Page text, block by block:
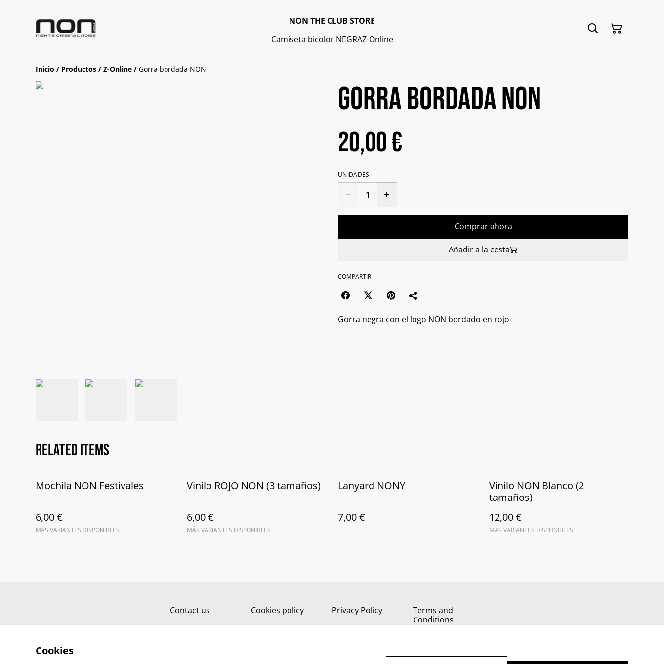
NON THE CLUB STORE
Camiseta bicolor NEGRAZ-Online
Inicio / Productos / Z-Online / Gorra bordada NON
Gorra bordada NON
20,00 €
UNIDADES
Comprar ahora
Añadir a la cesta
COMPARTIR
Gorra negra con el logo NON bordado en rojo
Related items
Mochila NON Festivales
6,00 €
MÁS VARIANTES DISPONIBLES
Vinilo ROJO NON (3 tamaños)
6,00 €
MÁS VARIANTES DISPONIBLES
Lanyard NONY
7,00 €
Vinilo NON Blanco (2
tamaños)
12,00 €
MÁS VARIANTES DISPONIBLES
Contact us Cookies policy Privacy Policy
Terms and
Conditions
Cookies